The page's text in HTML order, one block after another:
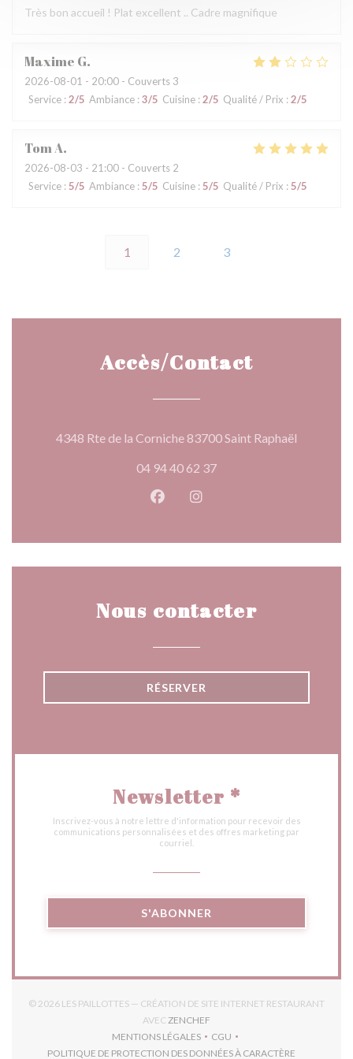
Très bon accueil ! Plat excellent .. Cadre magnifique
Maxime G
2026-08-01 - 20:00 - Couverts 3
Service : 2/5 Ambiance : 3/5 Cuisine : 2/5 Qualité / Prix : 2/5
TomA
2026-08-03 - 21:00 - Couverts 2
Service : 5/5 Ambiance : 5/5 Cuisine : 5/5 Qualité / Prix : 5/5
1 2 3
Accès/Contact
4348 Rte de la Corniche 83700 Saint Raphaël
04 94 40 62 37
Facebook ((ouvre une
Instagram ((ouvre une
Nous contacter
RÉSERVER
Newsletter *
Inscrivez-vous à notre lettre d'information pour recevoir des
communications personnalisées et des offres marketing par
courriel.
S'ABONNER
© 2026 LES PAILLOTTES — CRÉATION DE SITE INTERNET RESTAURANT
AVEC ZENCHEF
MENTIONS LÉGALES
((OUVRE UNE NOUVELLE FENÊTRE))
CGU
((OUVRE UNE NOUVELLE
POLITIQUE DE PROTECTION DES DONNÉES À CARACTÈRE